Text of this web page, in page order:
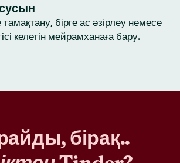
бірге ас әзірлеу немесе
келетін мейрамханаға бару.
бірақ..